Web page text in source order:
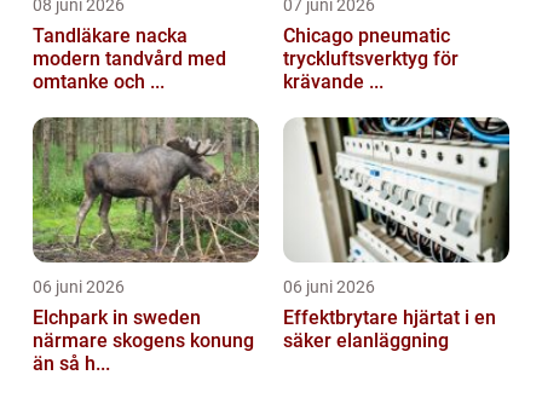
08 juni 2026
Tandläkare nacka
modern tandvård med
omtanke och ...
07 juni 2026
Chicago pneumatic
tryckluftsverktyg för
krävande ...
06 juni 2026
Elchpark in sweden
närmare skogens konung
än så h...
06 juni 2026
Effektbrytare hjärtat i en
säker elanläggning